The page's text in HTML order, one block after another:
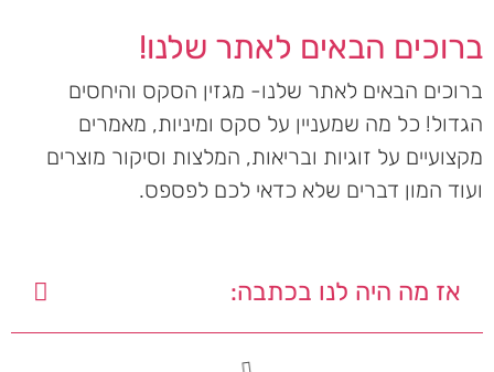
ברוכים הבאים לאתר שלנו!
ברוכים הבאים לאתר שלנו- מגזין הסקס והיחסים
הגדול! כל מה שמעניין על סקס ומיניות, מאמרים
מקצועיים על זוגיות ובריאות, המלצות וסיקור מוצרים
ועוד המון דברים שלא כדאי לכם לפספס.
אז מה היה לנו בכתבה: